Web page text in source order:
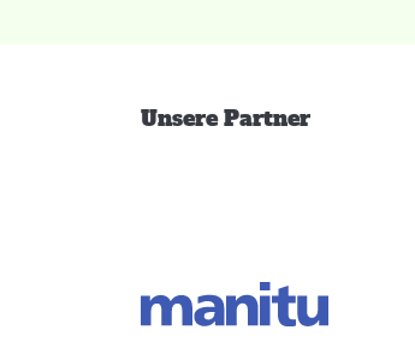
Unsere Partner